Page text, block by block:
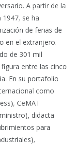
A partir de la
se ha
de ferias de
en el extranjero.
de 301 mil
entre las cinco
En su portafolio
como
CeMAT
didacta
para